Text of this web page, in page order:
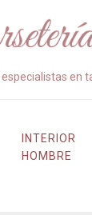
especialistas en
INTERIOR
HOMBRE